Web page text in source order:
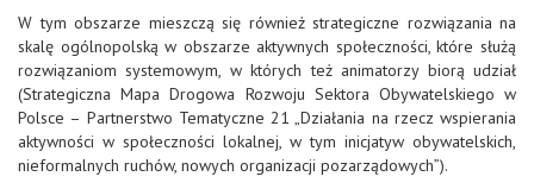
W tym obszarze mieszczą się również strategiczne rozwiązania na
skalę ogólnopolską w obszarze aktywnych społeczności, które służą
rozwiązaniom systemowym, w których też animatorzy biorą udział
(Strategiczna Mapa Drogowa Rozwoju Sektora Obywatelskiego w
Polsce – Partnerstwo Tematyczne 21 „Działania na rzecz wspierania
aktywności w społeczności lokalnej, w tym inicjatyw obywatelskich,
nieformalnych ruchów, nowych organizacji pozarządowych”).